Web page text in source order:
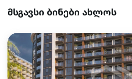
მსგავსი ბინები ახლოს